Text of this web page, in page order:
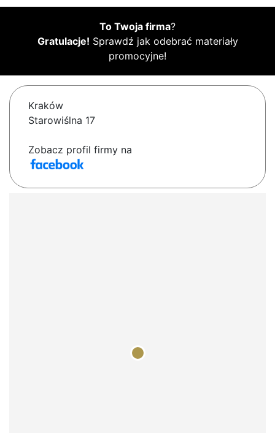
To Twoja firma?
Gratulacje! Sprawdź jak odebrać materiały
promocyjne!
Kraków
Starowiślna 17
Zobacz profil firmy na